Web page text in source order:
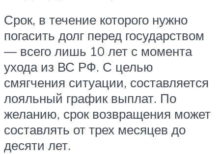
Срок, в течение которого нужно
погасить долг перед государством
— всего лишь 10 лет с момента
ухода из ВС РФ. С целью
смягчения ситуации, составляется
лояльный график выплат. По
желанию, срок возвращения может
составлять от трех месяцев до
десяти лет.